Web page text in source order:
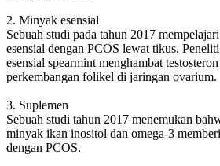
2. Minyak esensial
Sebuah studi pada tahun 2017
esensial dengan PCOS lewat tikus.
esensial spearmint menghambat
perkembangan folikel di jaringan ovarium.
3. Suplemen
Sebuah studi tahun 2017 menemukan
minyak ikan inositol dan omega-3
dengan PCOS.